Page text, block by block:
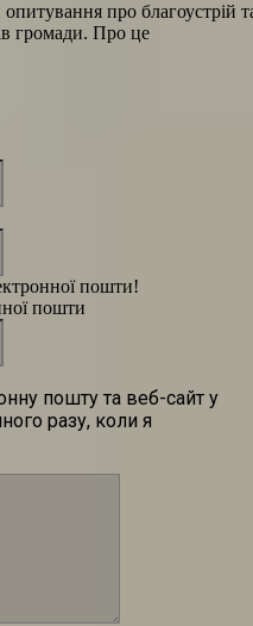
про благоустрій
Про це
пошти!
пошти
пошту та веб-сайт у
разу, коли я